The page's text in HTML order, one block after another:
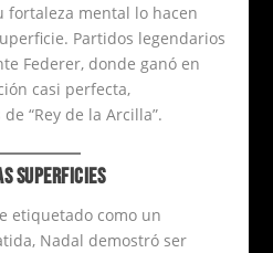
fortaleza mental lo hacen
Partidos legendarios
Federer, donde ganó en
casi perfecta,
“Rey de la Arcilla”.
SUPERFICIES
etiquetado como un
Nadal demostró ser